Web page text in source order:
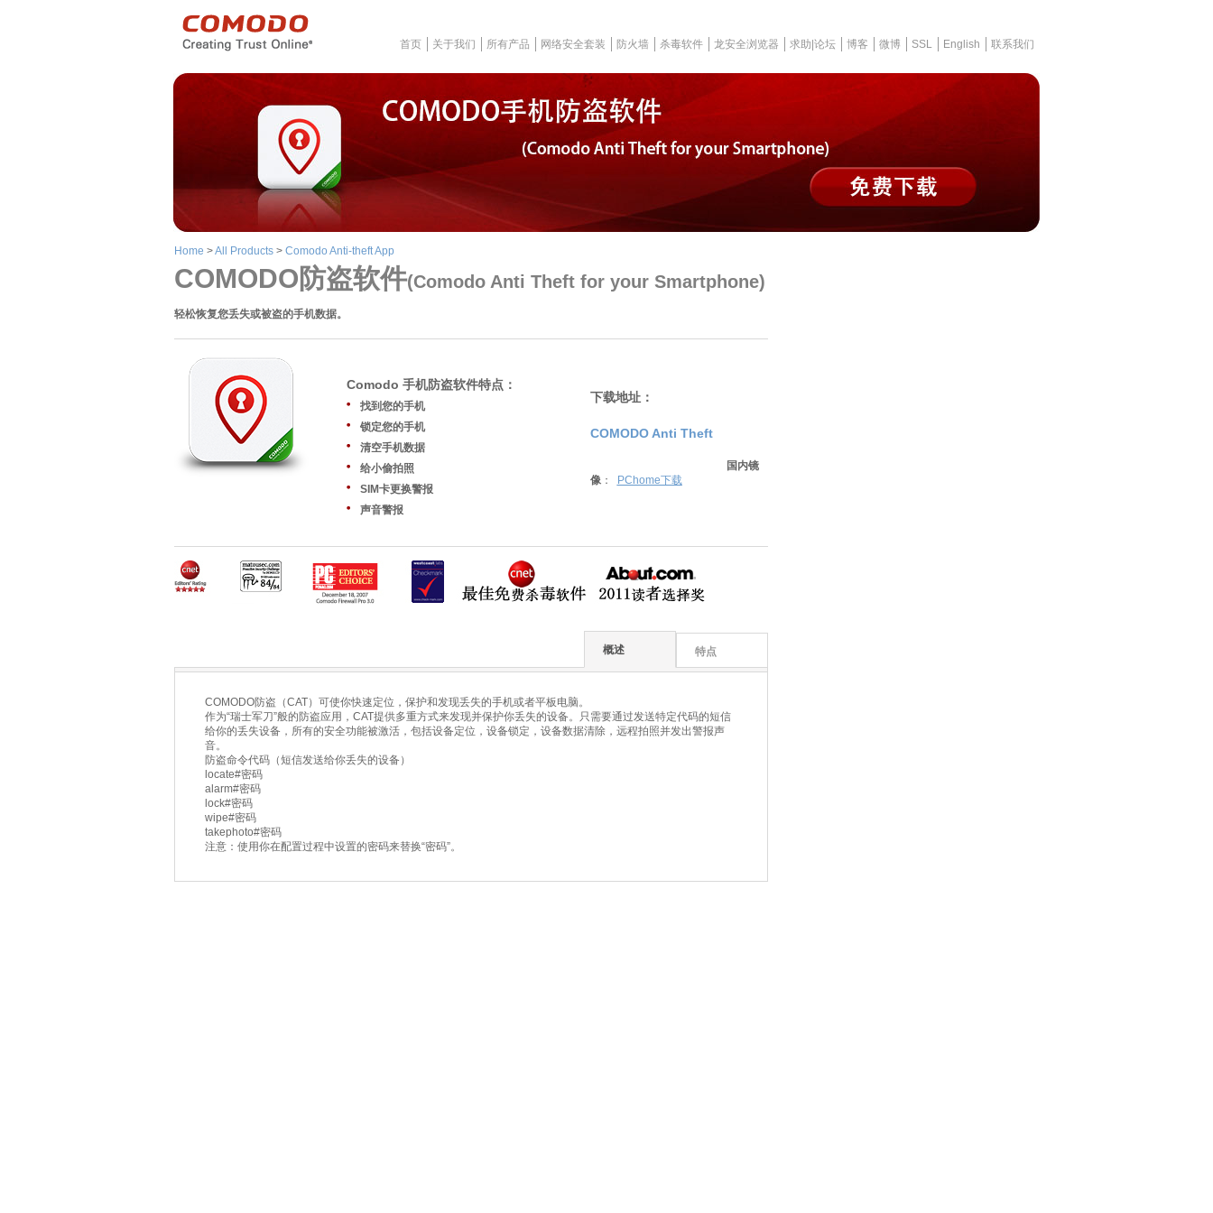
首页 关于我们 所有产品 网络安全套装 防火墙 杀毒软件 龙安全浏览器 求助|论坛 博客 微博 SSL English 联系我们
Home >All Products > Comodo Anti-theft App
COMODO防盗软件(Comodo Anti Theft for your Smartphone)
轻松恢复您丢失或被盗的手机数据。
Comodo 手机防盗软件特点：
找到您的手机
锁定您的手机
清空手机数据
给小偷拍照
SIM卡更换警报
声音警报
下载地址：
COMODO Anti Theft
国内镜
像： PChome下载
概述 特点
COMODO防盗（CAT）可使你快速定位，保护和发现丢失的手机或者平板电脑。
作为“瑞士军刀”般的防盗应用，CAT提供多重方式来发现并保护你丢失的设备。只需要通过发送特定代码的短信
给你的丢失设备，所有的安全功能被激活，包括设备定位，设备锁定，设备数据清除，远程拍照并发出警报声
音。
防盗命令代码（短信发送给你丢失的设备）
locate#密码
alarm#密码
lock#密码
wipe#密码
takephoto#密码
注意：使用你在配置过程中设置的密码来替换“密码”。